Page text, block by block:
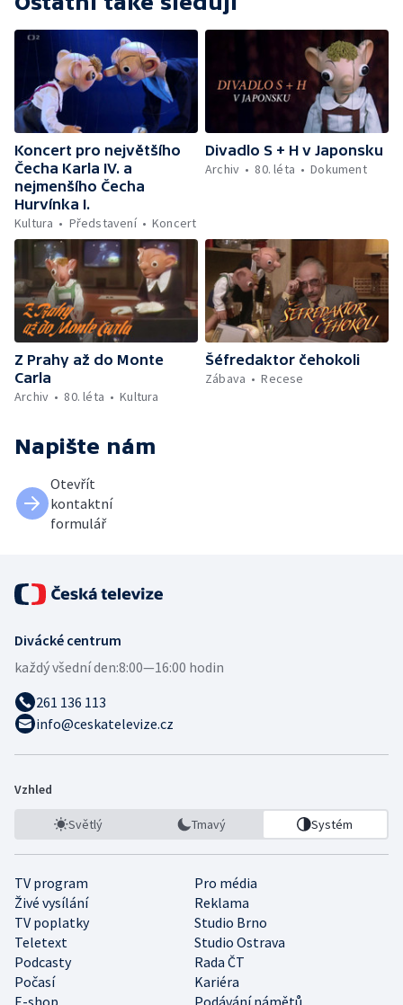
Koncert pro největšího
Čecha Karla IV. a
nejmenšího Čecha
Hurvínka I.
Kultura
Představení Koncert
Divadlo S + H v Japonsku
Archiv
80. léta Dokument
Z Prahy až do Monte
Carla
Archiv
80. léta Kultura
Šéfredaktor čehokoli
Zábava
Recese
Napište nám
Otevřít
kontaktní
formulář
Divácké centrum
každý všední den:8:00—16:00 hodin
261 136 113
info@ceskatelevize.cz
Vzhled
Světlý Tmavý Systém
TV program
Pro média
Živé vysílání
Reklama
TV poplatky
Studio Brno
Teletext
Studio Ostrava
Podcasty
Rada ČT
Počasí
Kariéra
E-shop
Podávání námětů